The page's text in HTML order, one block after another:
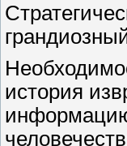
история